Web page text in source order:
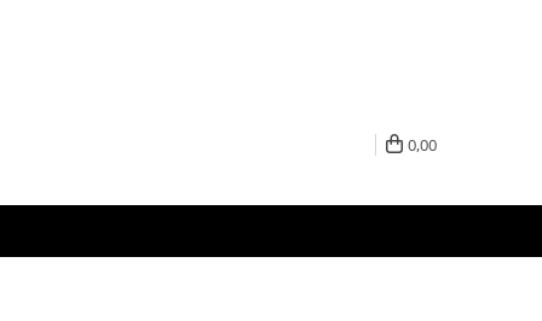
0,00